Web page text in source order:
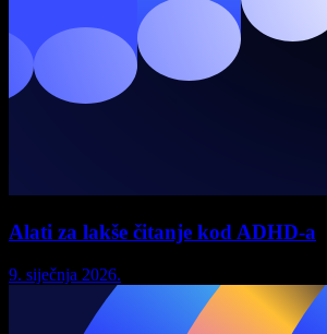
Alati za lakše čitanje kod ADHD-a
9. siječnja 2026.